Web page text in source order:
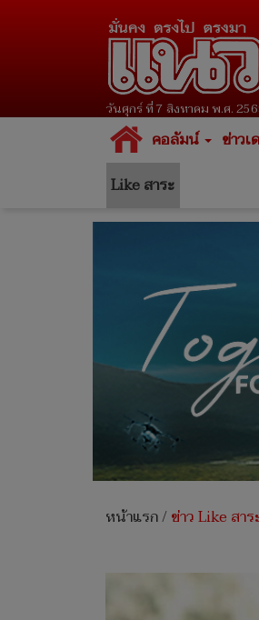
วันศุกร์ ที่ 7 สิงหาคม พ.ศ.
คอลัมน์ ข่าว
Like สาระ
หน้าแรก/ข่าว Like สาร